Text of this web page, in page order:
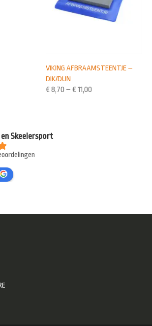
VIKING AFBRAAMSTEENTJE –
DIK/DUN
€ 8,70 – € 11,00
Skeelersport